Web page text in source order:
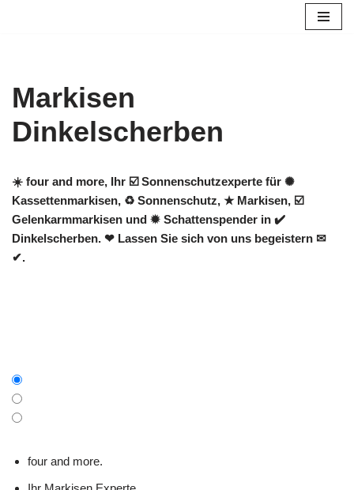
Markisen
Dinkelscherben
☀️ four and more, Ihr ☑️ Sonnenschutzexperte für ✺
Kassettenmarkisen, ♻ Sonnenschutz, ★ Markisen, ☑️
Gelenkarmmarkisen und ✹ Schattenspender in ✔️
Dinkelscherben. ❤ Lassen Sie sich von uns begeistern ✉
✔.
four and more.